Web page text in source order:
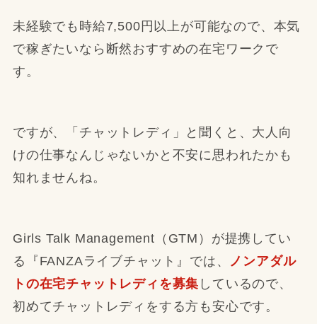
未経験でも時給7,500円以上が可能なので、本気
で稼ぎたいなら断然おすすめの在宅ワークで
す。
ですが、「チャットレディ」と聞くと、大人向
けの仕事なんじゃないかと不安に思われたかも
知れませんね。
Girls Talk Management（GTM）が提携してい
る『FANZAライブチャット』では、
ノンアダル
トの在宅チャットレディを募集 しているので、
初めてチャットレディをする方も安心です。